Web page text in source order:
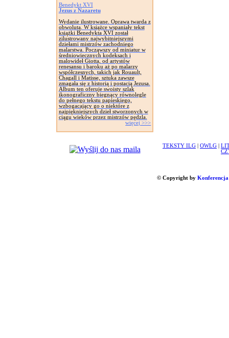
Benedykt XVI
Jezus z Nazaretu
Wydanie ilustrowane. Oprawa twarda z
obwolutą. W książce wspaniały tekst
książki Benedykta XVI został
zilustrowany najwybitniejszymi
dziełami mistrzów zachodniego
malarstwa. Począwszy od miniatur w
średniowiecznych kodeksach i
malowideł Giotta, od artystów
renesansu i baroku aż po malarzy
współczesnych, takich jak Rouault,
Chagall i Matisse, sztuka zawsze
zmagała się z historią i postacią Jezusa.
Album ten oferuje swoisty szlak
ikonograficzny biegnący równolegle
do pełnego tekstu papieskiego,
wzbogacający go o niektóre z
najpiękniejszych dzieł stworzonych w
ciągu wieków przez mistrzów pędzla.
więcej >>>
TEKSTY ILG OWLG
© Copyright by Konferencja